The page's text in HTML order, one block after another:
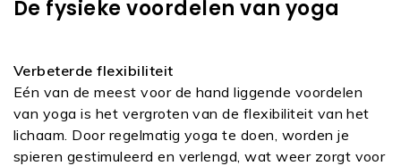
De fysieke voordelen van yoga
Verbeterde flexibiliteit
Eén van de meest voor de hand liggende voordelen
van yoga is het vergroten van de flexibiliteit van het
lichaam. Door regelmatig yoga te doen, worden je
spieren gestimuleerd en verlengd, wat weer zorgt voor